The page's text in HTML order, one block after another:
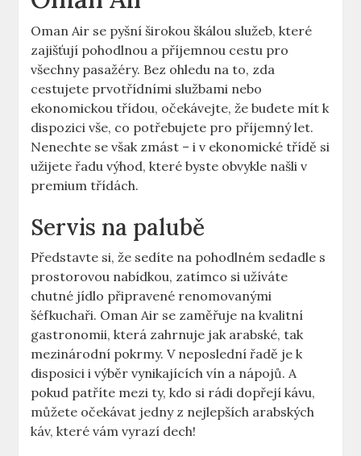
Oman Air se pyšní širokou škálou služeb, které
zajišťují pohodlnou a příjemnou cestu pro
všechny pasažéry. Bez ohledu na to, zda
cestujete prvotřídními službami nebo
ekonomickou třídou, očekávejte, že budete mít k
dispozici vše, co potřebujete pro příjemný let.
Nenechte se však zmást – i v ekonomické třídě si
užijete řadu výhod, které byste obvykle našli v
premium třídách.
Servis na palubě
Představte si, že sedíte na pohodlném sedadle s
prostorovou nabídkou, zatímco si užíváte
chutné jídlo připravené renomovanými
šéfkuchaři. Oman Air se zaměřuje na kvalitní
gastronomii, která zahrnuje jak arabské, tak
mezinárodní pokrmy. V neposlední řadě je k
disposici i výběr vynikajících vín a nápojů. A
pokud patříte mezi ty, kdo si rádi dopřejí kávu,
můžete očekávat jedny z nejlepších arabských
káv, které vám vyrazí dech!